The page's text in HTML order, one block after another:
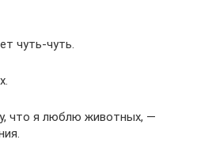
чуть-чуть.
что я люблю животных, —